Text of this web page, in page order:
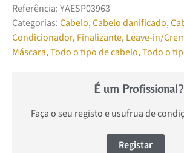
Referência:YAESP03963
Categorias:Cabelo,Cabelo danificado,
Condicionador, Finalizante, Leave-in/
Máscara,Todo o tipo de cabelo,Todo o
É um Profissional?
Faça o seu registo e usufrua de
Registar